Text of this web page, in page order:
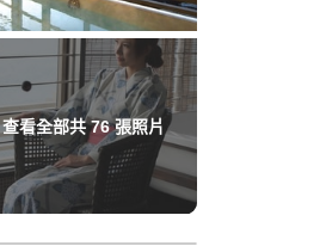
查看全部共76張照片